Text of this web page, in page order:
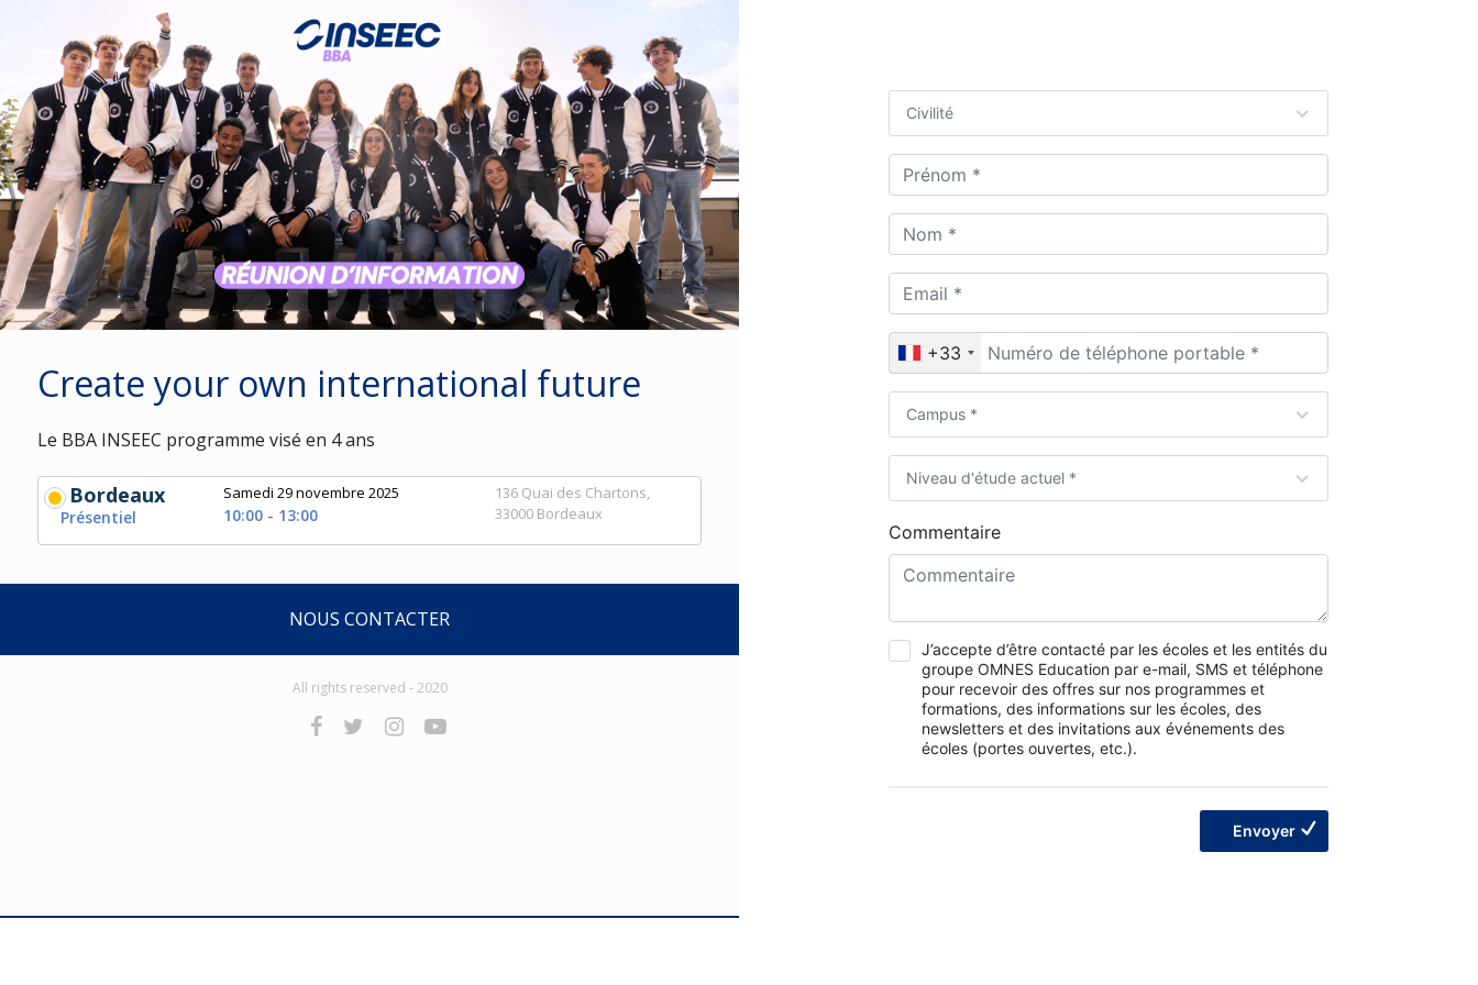
Create your own international future
Le BBA INSEEC programme visé en 4 ans
Bordeaux
Présentiel
Samedi 29 novembre 2025
10:00 - 13:00
136 Quai des Chartons,
33000 Bordeaux
NOUS CONTACTER
All rights reserved - 2020
Civilité
+33
Campus *
Niveau d'étude actuel *
Commentaire
J’accepte d’être contacté par les écoles et les entités du
groupe OMNES Education par e-mail, SMS et téléphone
pour recevoir des offres sur nos programmes et
formations, des informations sur les écoles, des
newsletters et des invitations aux événements des
écoles (portes ouvertes, etc.).
Envoyer